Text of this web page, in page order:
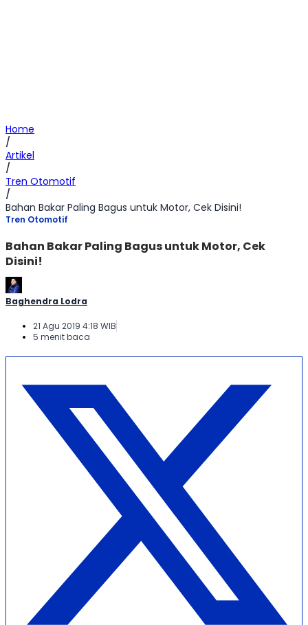
Home
/
Artikel
/
Tren Otomotif
/
Bahan Bakar Paling Bagus untuk Motor, Cek Disini!
Tren Otomotif
Bahan Bakar Paling Bagus untuk Motor, Cek
Disini!
Baghendra Lodra
21 Agu 2019 4:18 WIB
5 menit baca